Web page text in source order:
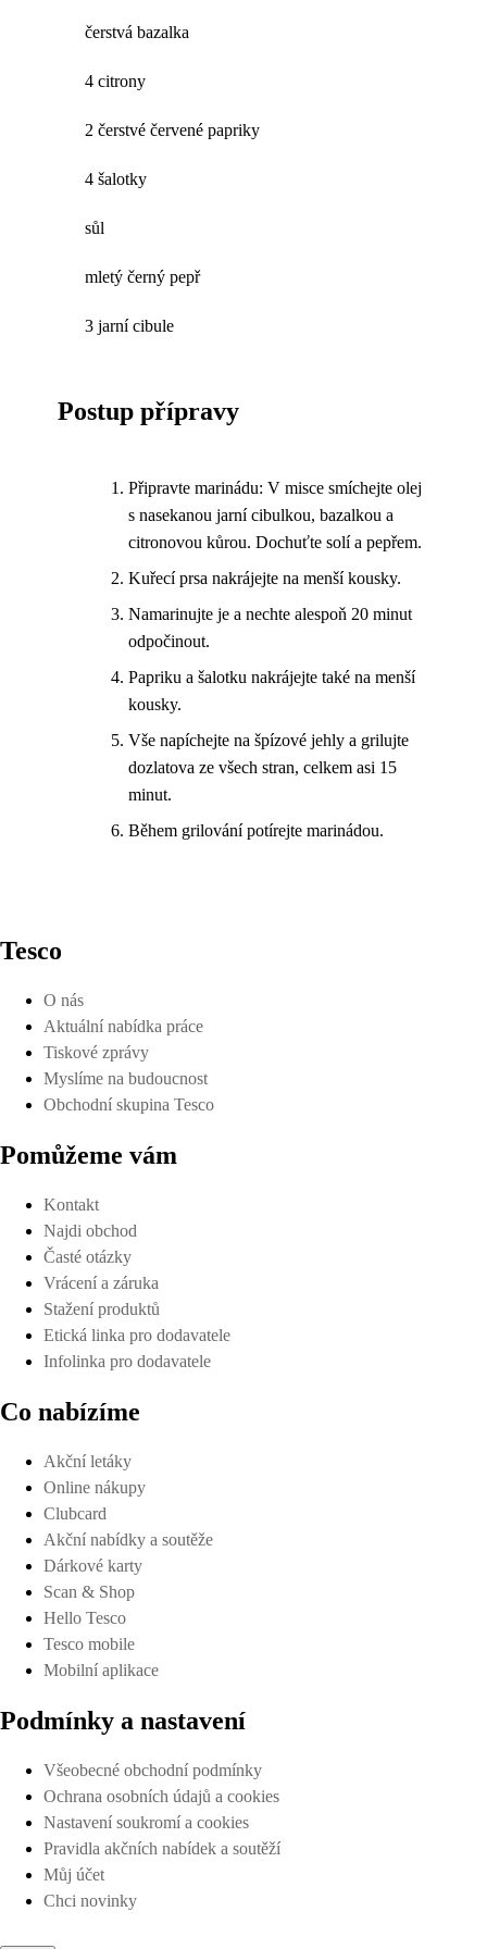
čerstvá bazalka
4 citrony
2 čerstvé červené papriky
4 šalotky
sůl
mletý černý pepř
3 jarní cibule
Postup přípravy
Připravte marinádu: V misce smíchejte olej
s nasekanou jarní cibulkou, bazalkou a
citronovou kůrou. Dochuťte solí a pepřem.
Kuřecí prsa nakrájejte na menší kousky.
Namarinujte je a nechte alespoň 20 minut
odpočinout.
Papriku a šalotku nakrájejte také na menší
kousky.
Vše napíchejte na špízové jehly a grilujte
dozlatova ze všech stran, celkem asi 15
minut.
Během grilování potírejte marinádou.
Tesco
O nás
Aktuální nabídka práce
Tiskové zprávy
Myslíme na budoucnost
Obchodní skupina Tesco
Pomůžeme vám
Kontakt
Najdi obchod
Časté otázky
Vrácení a záruka
Stažení produktů
Etická linka pro dodavatele
Infolinka pro dodavatele
Co nabízíme
Akční letáky
Online nákupy
Clubcard
Akční nabídky a soutěže
Dárkové karty
Scan & Shop
Hello Tesco
Tesco mobile
Mobilní aplikace
Podmínky a nastavení
Všeobecné obchodní podmínky
Ochrana osobních údajů a cookies
Nastavení soukromí a cookies
Pravidla akčních nabídek a soutěží
Můj účet
Chci novinky